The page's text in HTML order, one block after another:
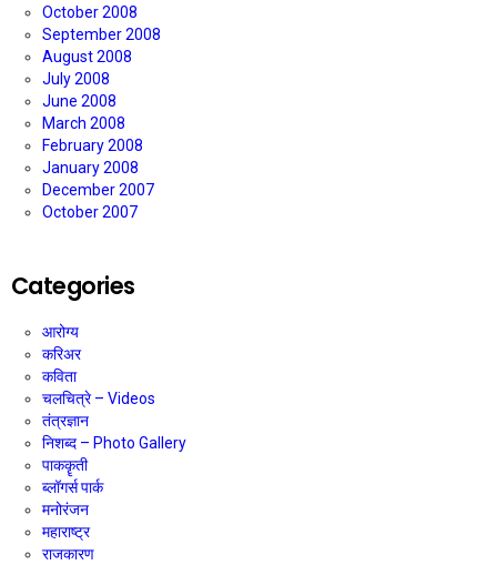
October 2008
September 2008
August 2008
July 2008
June 2008
March 2008
February 2008
January 2008
December 2007
October 2007
Categories
आरोग्य
करिअर
कविता
चलचित्रे – Videos
तंत्रज्ञान
निशब्द – Photo Gallery
पाककॄती
ब्लॉगर्स पार्क
मनोरंजन
महाराष्ट्र
राजकारण